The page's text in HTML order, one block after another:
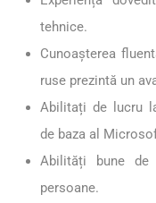
tehnice.
Cunoașterea
ruse prezintă un
Abilitați de lucru
de baza al
Abilități bune de
persoane.